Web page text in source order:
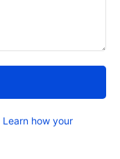
Learn how your